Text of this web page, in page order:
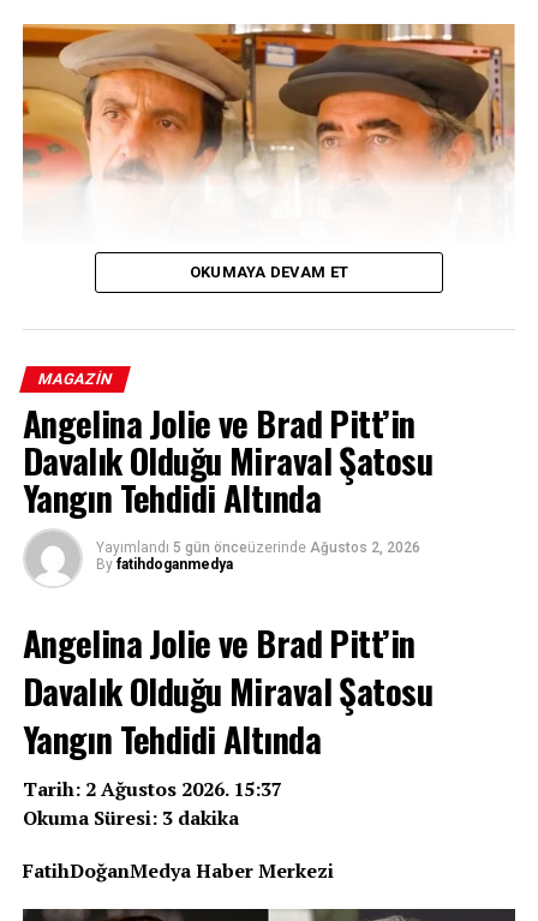
sinema oyuncusu Can Kolukısa, 92 yaşında hayata
gözlerini yumdu. Sanatçının vefatı sevenlerini ve sanat
camiasını yasa boğarken, cenaze programına ilişkin
detaylar da netleşti. Usta oyuncu için yarın, sevenlerinin
katılımıyla bir veda töreni düzenlenecek ve ardından
ebediyete uğurlanacak.
Veda Töreni Üsküdar’da Yapılacak
Can Kolukısa için yarın saat 15.00’te İBB Şehir
Tiyatroları Üsküdar Musahipzade Celâl Sahnesi’nde
anma ve veda töreni gerçekleştirilecek. Törene
sanatçının ailesi, yakın dostları ve sevenlerinin yoğun
katılım göstermesi bekleniyor.
OKUMAYA DEVAM ET
MAGAZIN
Angelina Jolie ve Brad Pitt’in
Davalık Olduğu Miraval Şatosu
Yangın Tehdidi Altında
Yayımlandı 5 gün önceüzerinde Ağustos 2, 2026
By fatihdoganmedya
Angelina Jolie ve Brad Pitt’in
Davalık Olduğu Miraval Şatosu
Yangın Tehdidi Altında
Tarih: 2 Ağustos 2026. 15:37
Okuma Süresi: 3 dakika
FatihDoğanMedya Haber Merkezi